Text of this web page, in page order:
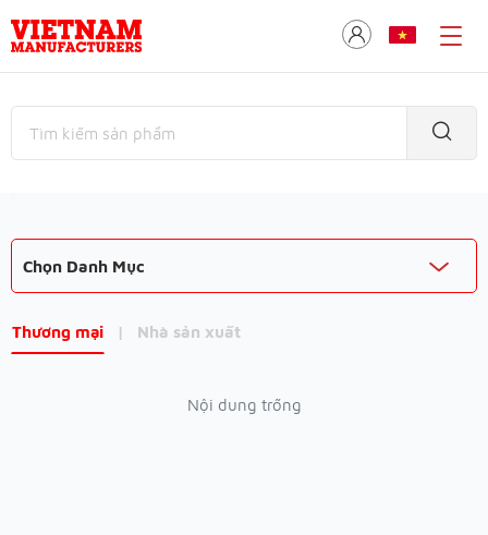
Chọn Danh Mục
Thương mại | Nhà sản xuất
Nội dung trống